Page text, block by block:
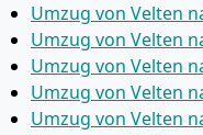
Umzug von Velten
Umzug von Velten
Umzug von Velten
Umzug von Velten
Umzug von Velten